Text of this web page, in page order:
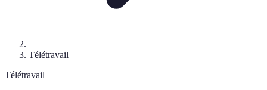
Télétravail
Télétravail